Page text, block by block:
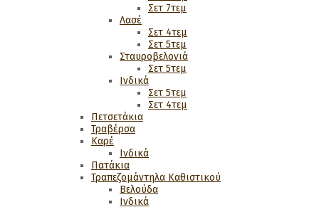
Σετ 7τεμ
Λασέ
Σετ 4τεμ
Σετ 5τεμ
Σταυροβελονιά
Σετ 5τεμ
Ινδικά
Σετ 5τεμ
Σετ 4τεμ
Πετσετάκια
Τραβέρσα
Καρέ
Ινδικά
Πατάκια
Τραπεζομάντηλα Καθιστικού
Βελούδα
Ινδικά